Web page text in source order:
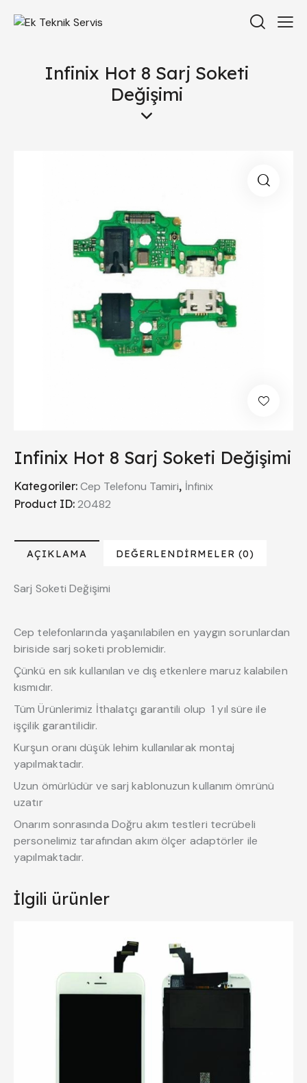
Infinix Hot 8 Sarj Soketi
Değişimi
Infinix Hot 8 Sarj Soketi Değişimi
Kategoriler:Cep Telefonu Tamiri, İnfinix
Product ID:20482
AÇIKLAMA DEĞERLENDIRMELER (0)
Sarj Soketi Değişimi
Cep telefonlarında yaşanılabilen en yaygın sorunlardan
biriside sarj soketi problemidir.
Çünkü en sık kullanılan ve dış etkenlere maruz kalabilen
kısmıdır.
Tüm Ürünlerimiz İthalatçı garantili olup 1 yıl süre ile
işçilik garantilidir.
Kurşun oranı düşük lehim kullanılarak montaj
yapılmaktadır.
Uzun ömürlüdür ve sarj kablonuzun kullanım ömrünü
uzatır
Onarım sonrasında Doğru akım testleri tecrübeli
personelimiz tarafından akım ölçer adaptörler ile
yapılmaktadır.
İlgili ürünler